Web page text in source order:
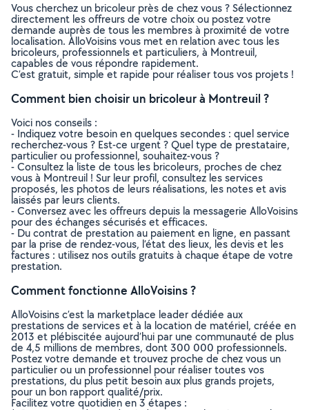
Vous cherchez un bricoleur près de chez vous ? Sélectionnez
directement les offreurs de votre choix ou postez votre
demande auprès de tous les membres à proximité de votre
localisation. AlloVoisins vous met en relation avec tous les
bricoleurs, professionnels et particuliers, à Montreuil,
capables de vous répondre rapidement.
C’est gratuit, simple et rapide pour réaliser tous vos projets !
Comment bien choisir un bricoleur à Montreuil ?
Voici nos conseils :
- Indiquez votre besoin en quelques secondes : quel service
recherchez-vous ? Est-ce urgent ? Quel type de prestataire,
particulier ou professionnel, souhaitez-vous ?
- Consultez la liste de tous les bricoleurs, proches de chez
vous à Montreuil ! Sur leur profil, consultez les services
proposés, les photos de leurs réalisations, les notes et avis
laissés par leurs clients.
- Conversez avec les offreurs depuis la messagerie AlloVoisins
pour des échanges sécurisés et efficaces.
- Du contrat de prestation au paiement en ligne, en passant
par la prise de rendez-vous, l’état des lieux, les devis et les
factures : utilisez nos outils gratuits à chaque étape de votre
prestation.
Comment fonctionne AlloVoisins ?
AlloVoisins c’est la marketplace leader dédiée aux
prestations de services et à la location de matériel, créée en
2013 et plébiscitée aujourd’hui par une communauté de plus
de 4,5 millions de membres, dont 300 000 professionnels.
Postez votre demande et trouvez proche de chez vous un
particulier ou un professionnel pour réaliser toutes vos
prestations, du plus petit besoin aux plus grands projets,
pour un bon rapport qualité/prix.
Facilitez votre quotidien en 3 étapes :